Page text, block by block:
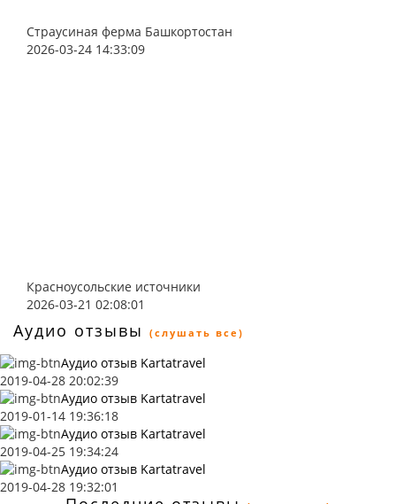
Страусиная ферма Башкортостан
2026-03-24 14:33:09
Красноусольские источники
2026-03-21 02:08:01
Аудио отзывы (слушать все)
Аудио отзыв Kartatravel
2019-04-28 20:02:39
Аудио отзыв Kartatravel
2019-01-14 19:36:18
Аудио отзыв Kartatravel
2019-04-25 19:34:24
Аудио отзыв Kartatravel
2019-04-28 19:32:01